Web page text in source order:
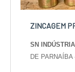
ZINCAGEM
SN
DE PARNAÍBA